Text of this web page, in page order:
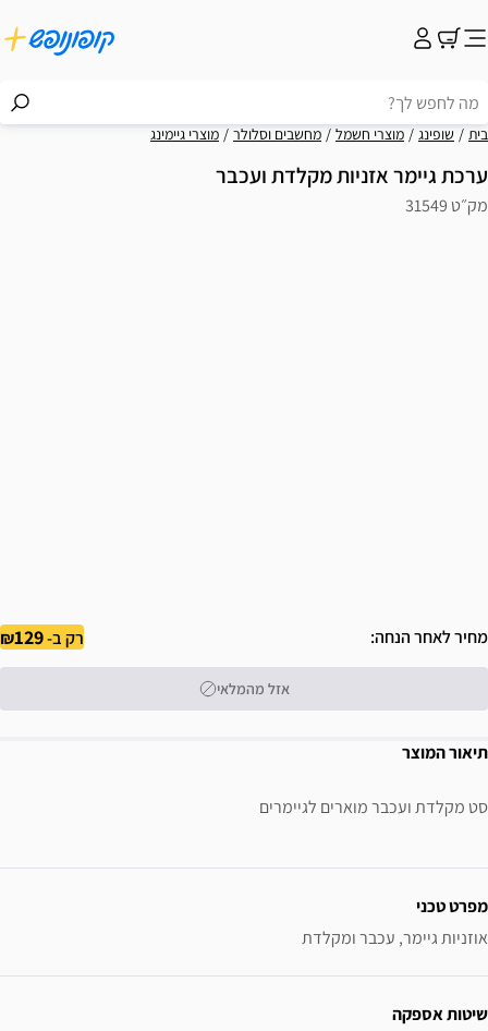
בית שופינג מוצרי חשמל מחשבים וסלולר מוצרי גיימינג
ערכת גיימר אזניות מקלדת ועכבר
מק״ט 31549
מחיר לאחר הנחה רק ב-129
אזל מהמלאי
תיאור המוצר
סט מקלדת ועכבר מוארים לגיימרים
מפרט טכני
אוזניות גיימר, עכבר ומקלדת
שיטות אספקה